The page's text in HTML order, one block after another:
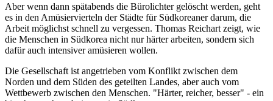
Aber wenn dann spätabends die Bürolichter gelöscht werden, geht
es in den Amüsiervierteln der Städte für Südkoreaner darum, die
Arbeit möglichst schnell zu vergessen. Thomas Reichart zeigt, wie
die Menschen in Südkorea nicht nur härter arbeiten, sondern sich
dafür auch intensiver amüsieren wollen.
Die Gesellschaft ist angetrieben vom Konflikt zwischen dem
Norden und dem Süden des geteilten Landes, aber auch vom
Wettbewerb zwischen den Menschen. "Härter, reicher, besser" - ein